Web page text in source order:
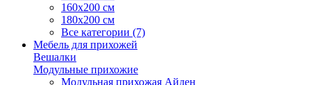
160х200 см
180х200 см
Все категории (7)
Мебель для прихожей
Вешалки
Модульные прихожие
Модульная прихожая Айден